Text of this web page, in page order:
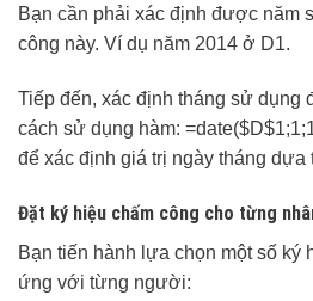
Bạn cần phải xác định được năm
công này. Ví dụ năm 2014 ở D1.
Tiếp đến, xác định tháng sử dụng
cách sử dụng hàm:
để xác định giá trị ngày tháng dựa
Đặt ký hiệu chấm công cho từng
Bạn tiến hành lựa chọn một số ký
ứng với từng người: